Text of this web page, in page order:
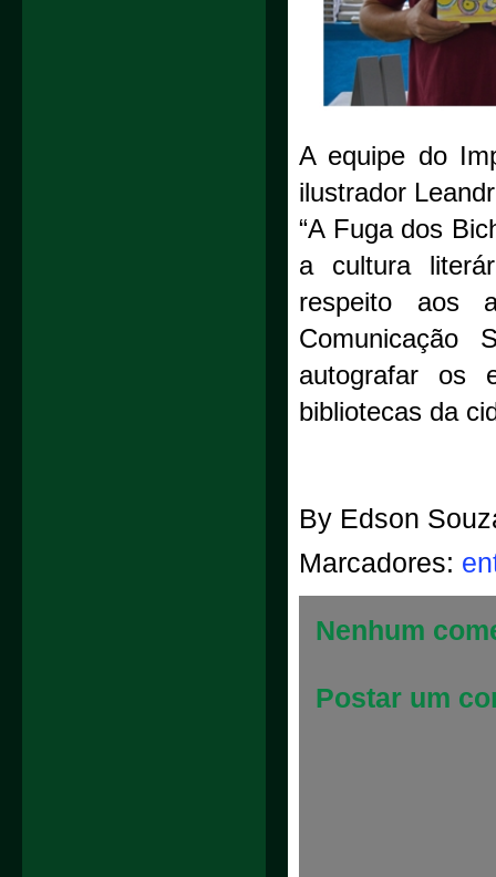
A equipe do
ilustrador
“A Fuga dos
a cultura
respeito aos
Comunicação
autografar os
bibliotecas da
By Edson
Marcadores:
Nenhum
Postar um